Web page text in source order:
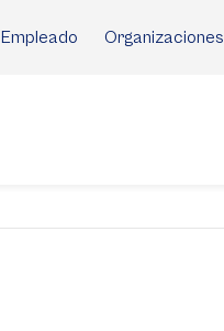
Empleado Organizaciones